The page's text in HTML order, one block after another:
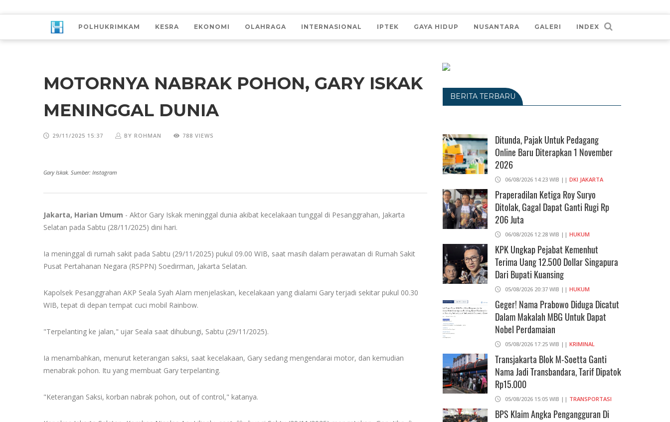
POLHUKRIMKAM KESRA EKONOMI OLAHRAGA INTERNASIONAL IPTEK GAYA HIDUP NUSANTARA GALERI INDEX
MOTORNYA NABRAK POHON, GARY ISKAK
MENINGGAL DUNIA
29/11/2025 15:37 BY ROHMAN 788 VIEWS
Gary Iskak. Sumber: Instagram
Jakarta, Harian Umum - Aktor Gary Iskak meninggal dunia akibat kecelakaan tunggal di Pesanggrahan, Jakarta
Selatan pada Sabtu (28/11/2025) dini hari.
Ia meninggal di rumah sakit pada Sabtu (29/11/2025) pukul 09.00 WIB, saat masih dalam perawatan di Rumah Sakit
Pusat Pertahanan Negara (RSPPN) Soedirman, Jakarta Selatan.
Kapolsek Pesanggrahan AKP Seala Syah Alam menjelaskan, kecelakaan yang dialami Gary terjadi sekitar pukul 00.30
WIB, tepat di depan tempat cuci mobil Rainbow.
"Terpelanting ke jalan," ujar Seala saat dihubungi, Sabtu (29/11/2025).
Ia menambahkan, menurut keterangan saksi, saat kecelakaan, Gary sedang mengendarai motor, dan kemudian
menabrak pohon. Itu yang membuat Gary terpelanting.
"Keterangan Saksi, korban nabrak pohon, out of control," katanya.
BERITA TERBARU
Ditunda, Pajak Untuk Pedagang
Online Baru Diterapkan 1 November
2026
06/08/2026 14:23 WIB || DKI JAKARTA
Praperadilan Ketiga Roy Suryo
Ditolak, Gagal Dapat Ganti Rugi Rp
206 Juta
06/08/2026 12:28 WIB || HUKUM
KPK Ungkap Pejabat Kemenhut
Terima Uang 12.500 Dollar Singapura
Dari Bupati Kuansing
05/08/2026 20:37 WIB || HUKUM
Geger! Nama Prabowo Diduga Dicatut
Dalam Makalah MBG Untuk Dapat
Nobel Perdamaian
05/08/2026 17:25 WIB || KRIMINAL
Transjakarta Blok M-Soetta Ganti
Nama Jadi Transbandara, Tarif Dipatok
Rp15.000
05/08/2026 15:05 WIB || TRANSPORTASI
BPS Klaim Angka Pengangguran Di